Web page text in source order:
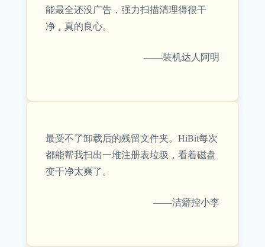
能最全还没广告，强力扫描清理得很干
净，真的良心。
——装机达人阿明
最受不了卸载后的残留文件夹。HiBit每次
都能帮我扫出一堆注册表垃圾，看着磁盘
变干净太爽了。
——洁癖控小李